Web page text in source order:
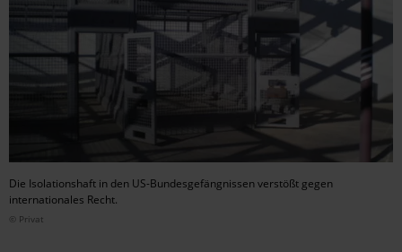
Die Isolationshaft in den US-Bundesgefängnissen verstößt gegen
internationales Recht.
© Privat